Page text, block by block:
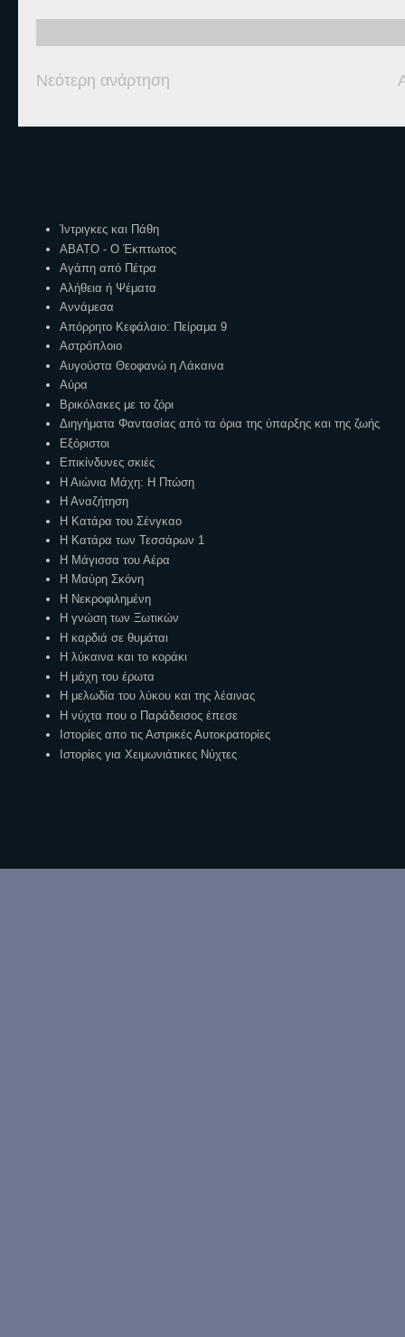
Νεότερη ανάρτηση
Ίντριγκες και Πάθη
ΑΒΑΤΟ - Ο Έκπτωτος
Αγάπη από Πέτρα
Αλήθεια ή Ψέματα
Αννάμεσα
Απόρρητο Κεφάλαιο: Πείραμα 9
Αστρόπλοιο
Αυγούστα Θεοφανώ η Λάκαινα
Αύρα
Βρικόλακες με το ζόρι
Διηγήματα Φαντασίας από τα όρια της ύπαρξης και της ζωής
Εξόριστοι
Επικίνδυνες σκιές
Η Αιώνια Μάχη: Η Πτώση
Η Αναζήτηση
Η Κατάρα του Σένγκαο
Η Κατάρα των Τεσσάρων 1
Η Μάγισσα του Αέρα
Η Μαύρη Σκόνη
Η Νεκροφιλημένη
Η γνώση των Ξωτικών
Η καρδιά σε θυμάται
Η λύκαινα και το κοράκι
Η μάχη του έρωτα
Η μελωδία του λύκου και της λέαινας
Η νύχτα που ο Παράδεισος έπεσε
Ιστορίες απο τις Αστρικές Αυτοκρατορίες
Ιστορίες για Χειμωνιάτικες Νύχτες